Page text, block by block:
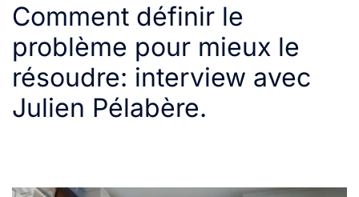
Comment définir le
problème pour mieux le
résoudre: interview avec
Julien Pélabère.